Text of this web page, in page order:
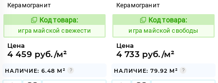
Керамогранит
553333
Код товара:
игра майской свежести
Цена
4 459 руб./м²
НАЛИЧИЕ: 6.48 М²
Керамогранит
553335
Код товара:
игра майской свободы
Цена
4 733 руб./м²
НАЛИЧИЕ: 79.92 М²